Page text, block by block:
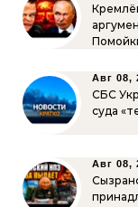
Авг 08,
СБС
суда
Авг 08,